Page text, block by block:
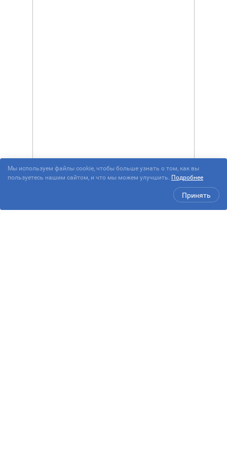
Мы используем файлы cookie, чтобы больше узнать о том, как вы
пользуетесь нашим сайтом, и что мы можем улучшить. Подробнее
Принять